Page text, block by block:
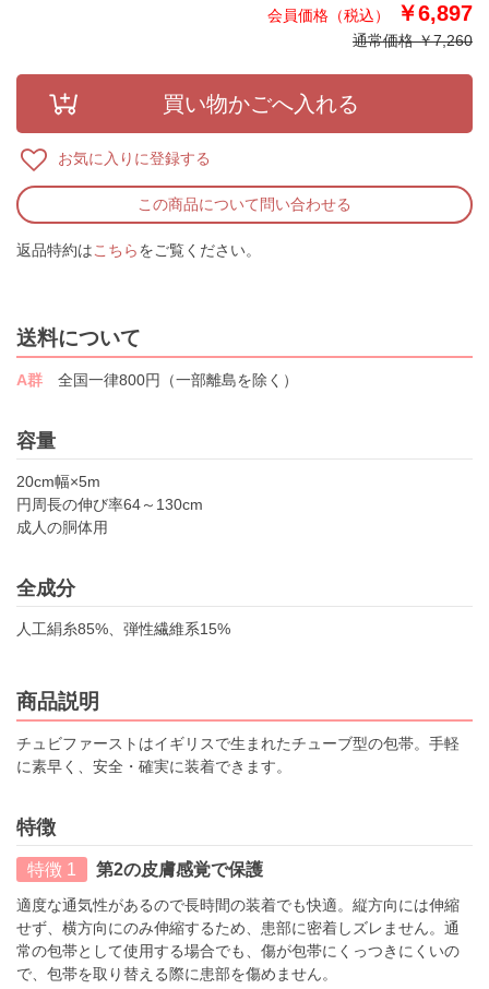
￥6,897
通常価格 ￥7,260
お気に入りに登録する
この商品について問い合わせる
返品特約はこちらをご覧ください。
送料について
A群 全国一律800円（一部離島を除く）
容量
20cm幅×5m
円周長の伸び率64～130cm
成人の胴体用
全成分
人工絹糸85%、弾性繊維系15%
商品説明
チュビファーストはイギリスで生まれたチューブ型の包帯。手軽
に素早く、安全・確実に装着できます。
特徴
特徴 1 第2の皮膚感覚で保護
適度な通気性があるので長時間の装着でも快適。縦方向には伸縮
せず、横方向にのみ伸縮するため、患部に密着しズレません。通
常の包帯として使用する場合でも、傷が包帯にくっつきにくいの
で、包帯を取り替える際に患部を傷めません。